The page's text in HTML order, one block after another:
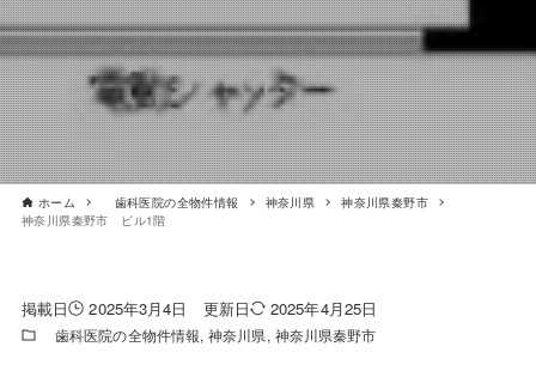
ホーム 歯科医院の全物件情報 神奈川県
神奈川県秦野市
神奈川県秦野市 ビル1階
2025年3月4日 2025年4月25日
歯科医院の全物件情報 神奈川県 神奈川県秦野市